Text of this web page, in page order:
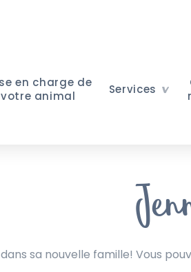
en charge de
votre animal
Services
sa nouvelle famille! Vous